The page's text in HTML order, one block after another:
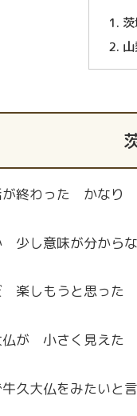
が終わった かなり
少し意味が分から
しもうと思った
が 小さく見えた
久大仏をみたいと